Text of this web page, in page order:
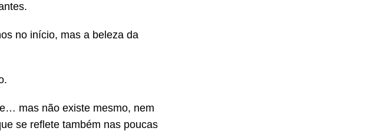
no início, mas a beleza da
mas não existe mesmo, nem
se reflete também nas poucas